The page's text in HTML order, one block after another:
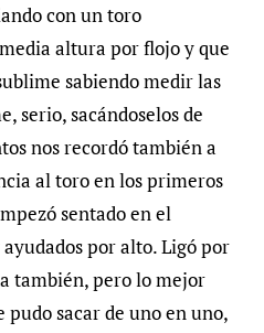
con un toro
altura por flojo y que
sabiendo medir las
serio, sacándoselos de
nos recordó también a
al toro en los primeros
sentado en el
por alto. Ligó por
también, pero lo mejor
sacar de uno en uno,